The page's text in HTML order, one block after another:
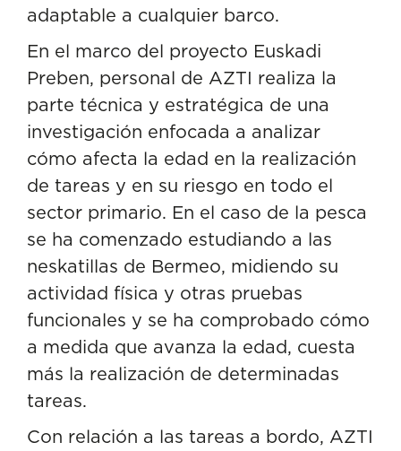
adaptable a cualquier barco.
En el marco del proyecto Euskadi
Preben, personal de AZTI realiza la
parte técnica y estratégica de una
investigación enfocada a analizar
cómo afecta la edad en la realización
de tareas y en su riesgo en todo el
sector primario. En el caso de la pesca
se ha comenzado estudiando a las
neskatillas de Bermeo, midiendo su
actividad física y otras pruebas
funcionales y se ha comprobado cómo
a medida que avanza la edad, cuesta
más la realización de determinadas
tareas.
Con relación a las tareas a bordo, AZTI